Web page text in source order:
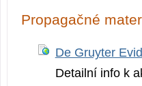
Propagačné
De Gruyter
Detailní info k